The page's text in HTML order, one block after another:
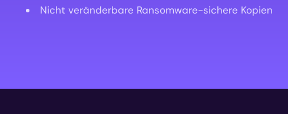
Nicht veränderbare Ransomware-sichere Kopien